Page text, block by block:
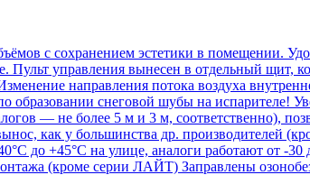
с сохранением эстетики в помещении.
Пульт управления вынесен в отдельный щит,
направления потока воздуха
образовании снеговой шубы на
— не более 5 м и 3 м, соответственно),
как у большинства др. производителей
до +45°С на улице, аналоги работают от
(кроме серии ЛАЙТ) Заправлены